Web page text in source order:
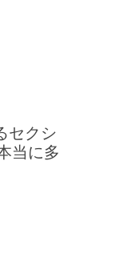
セクシ
当に多